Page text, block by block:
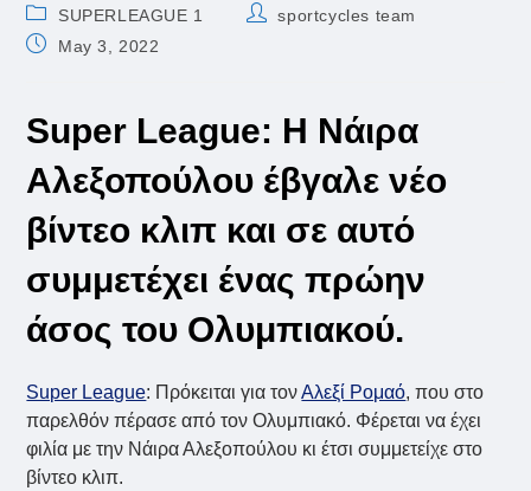
Post
category:
SUPERLEAGUE 1
Postsportcycles team
PostMay 3, 2022
Super League: Η Νάιρα
Αλεξοπούλου έβγαλε νέο
βίντεο κλιπ και σε αυτό
συμμετέχει ένας πρώην
άσος του Ολυμπιακού.
Super League: Πρόκειται για τονΑλεξί Ρομαό, που στο
παρελθόν πέρασε από τον Ολυμπιακό. Φέρεται να έχει
φιλία με την Νάιρα Αλεξοπούλου κι έτσι συμμετείχε στο
βίντεο κλιπ.